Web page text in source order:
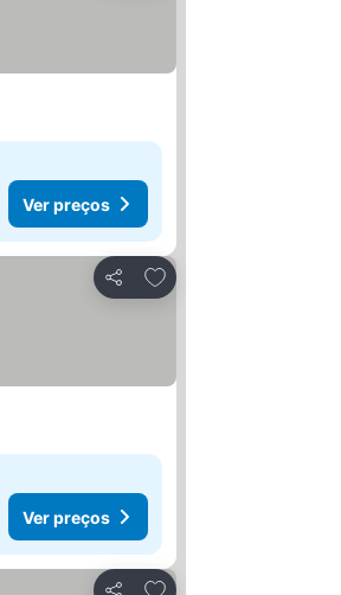
Ver preços
Partilhar
Adicionar aos favoritos
Ver preços
Adicionar aos favoritos